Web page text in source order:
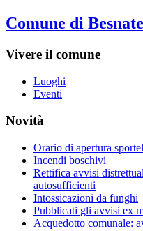
Comune di Besnate
Vivere il comune
Luoghi
Eventi
Novità
Orario di apertura
Incendi boschivi
Rettifica avvisi
autosufficienti
Intossicazioni da funghi
Pubblicati gli avvisi ex
Acquedotto comunale: